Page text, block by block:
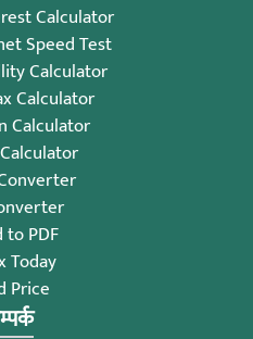
Calculator
Speed Test
Calculator
Calculator
Calculator
to PDF
Today
Price